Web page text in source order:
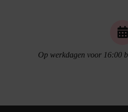
Op werkdagen voor 16:00